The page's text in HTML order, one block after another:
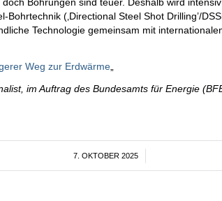
Bohrungen sind teuer. Deshalb wird
(‚Directional Steel Shot Drilling’/
Technologie gemeinsam mit
Weg zur Erdwärme„
im Auftrag des Bundesamts für Energie
7. OKTOBER 2025
/